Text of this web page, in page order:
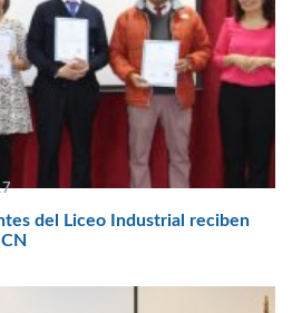
del Liceo Industrial reciben